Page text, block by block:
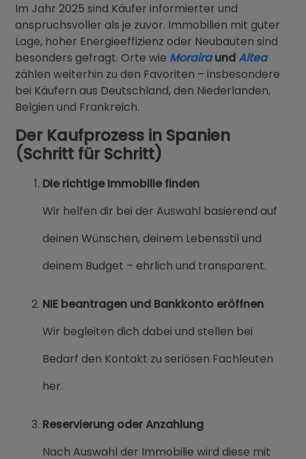
Im Jahr 2025 sind Käufer informierter und
anspruchsvoller als je zuvor. Immobilien mit guter
Lage, hoher Energieeffizienz oder Neubauten sind
besonders gefragt. Orte wie MorairaundAltea
zählen weiterhin zu den Favoriten – insbesondere
bei Käufern aus Deutschland, den Niederlanden,
Belgien und Frankreich.
Der Kaufprozess in Spanien
(Schritt für Schritt)
Die richtige Immobilie finden
Wir helfen dir bei der Auswahl basierend auf
deinen Wünschen, deinem Lebensstil und
deinem Budget – ehrlich und transparent.
NIE beantragen und Bankkonto eröffnen
Wir begleiten dich dabei und stellen bei
Bedarf den Kontakt zu seriösen Fachleuten
her.
Reservierung oder Anzahlung
Nach Auswahl der Immobilie wird diese mit